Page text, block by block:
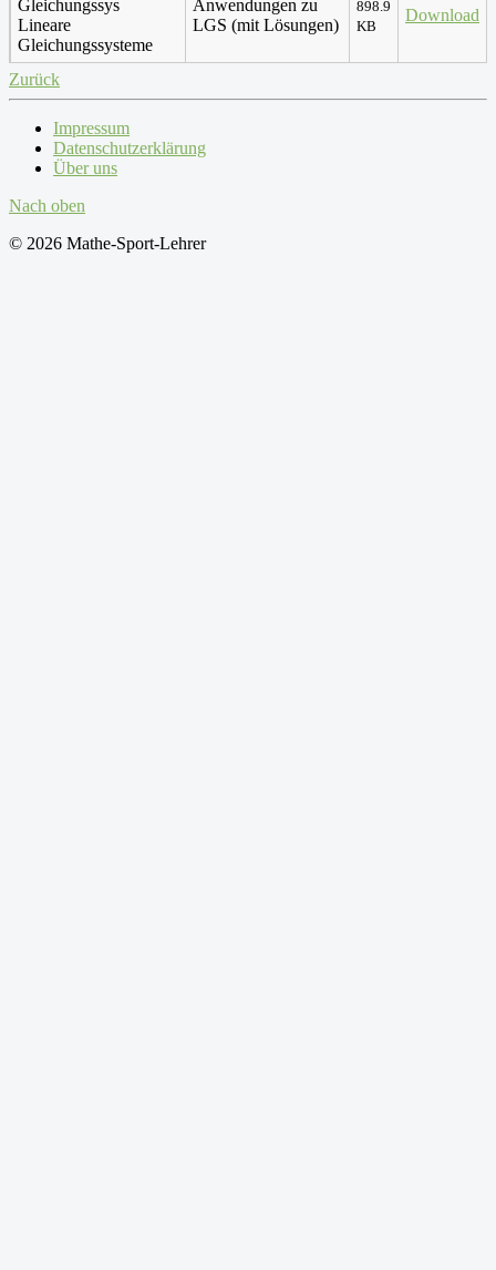
Lineare
Gleichungssysteme
Anwendungen zu
LGS (mit Lösungen)
898.9
KB
Download
Zurück
Impressum
Datenschutzerklärung
Über uns
Nach oben
© 2026 Mathe-Sport-Lehrer